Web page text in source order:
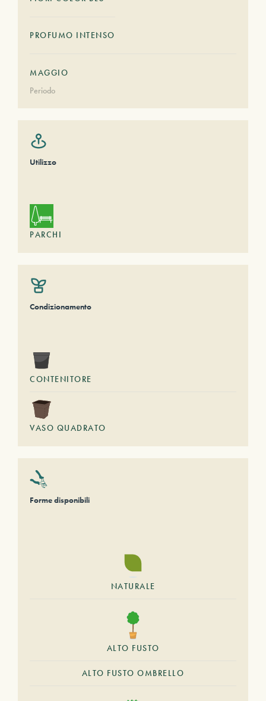
PROFUMO INTENSO
MAGGIO
Periodo
Utilizzo
PARCHI
Condizionamento
CONTENITORE
VASO QUADRATO
Forme disponibili
NATURALE
ALTO FUSTO
ALTO FUSTO OMBRELLO